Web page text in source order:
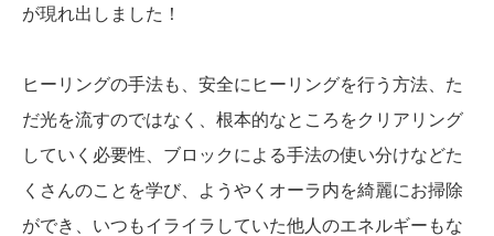
が現れ出しました！
ヒーリングの手法も、安全にヒーリングを行う方法、た
だ光を流すのではなく、根本的なところをクリアリング
していく必要性、ブロックによる手法の使い分けなどた
くさんのことを学び、ようやくオーラ内を綺麗にお掃除
ができ、いつもイライラしていた他人のエネルギーもな